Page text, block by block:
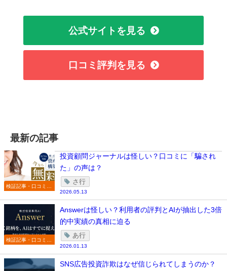
公式サイトを見る
口コミ評判を見る
最新の記事
検証記事・口コミ一
投資顧問ジャーナルは怪しい？口コミに「騙され
た」の声は？
さ行
2026.05.13
検証記事・口コミ一
Answerは怪しい？利用者の評判とAIが抽出した3倍
的中実績の真相に迫る
あ行
2026.01.13
SNS広告投資詐欺はなぜ信じられてしまうのか？